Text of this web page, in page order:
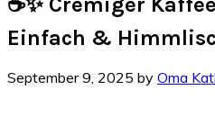
Einfach &
September 9, 2025 by Oma